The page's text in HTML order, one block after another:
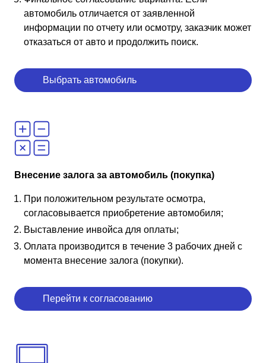
автомобиль отличается от заявленной
информации по отчету или осмотру, заказчик может
отказаться от авто и продолжить поиск.
Выбрать автомобиль
Внесение залога за автомобиль (покупка)
При положительном результате осмотра,
согласовывается приобретение автомобиля;
Выставление инвойса для оплаты;
Оплата производится в течение 3 рабочих дней с
момента внесение залога (покупки).
Перейти к согласованию